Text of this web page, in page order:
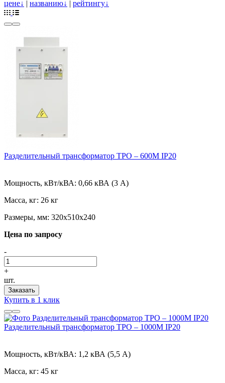
цене↓ | названию↓ | рейтингу↓
Разделительный трансформатор ТРО – 600М IP20
Мощность, кВт/кВА: 0,66 кВА (3 А)
Масса, кг: 26 кг
Размеры, мм: 320х510х240
Цена по запросу
-
+
шт.
Заказать
Купить в 1 клик
Разделительный трансформатор ТРО – 1000М IP20
Мощность, кВт/кВА: 1,2 кВА (5,5 А)
Масса, кг: 45 кг